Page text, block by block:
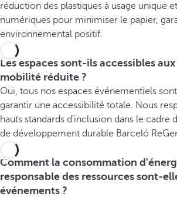
réduction des plastiques à usage unique
numériques pour minimiser le papier,
environnemental positif.
Les espaces sont-ils accessibles
mobilité réduite ?
Oui, tous nos espaces événementiels
garantir une accessibilité totale. Nous
hauts standards d'inclusion dans le cadre
de développement durable Barceló
Comment la consommation
responsable des ressources sont-
événements ?